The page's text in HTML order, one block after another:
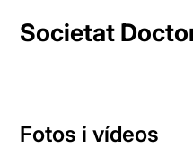
Societat
Fotos i vídeos